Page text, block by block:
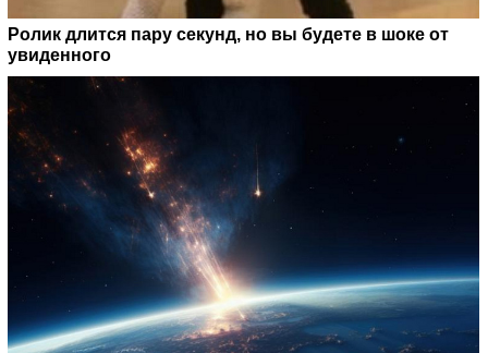
Ролик длится пару секунд, но вы будете в шоке от
увиденного